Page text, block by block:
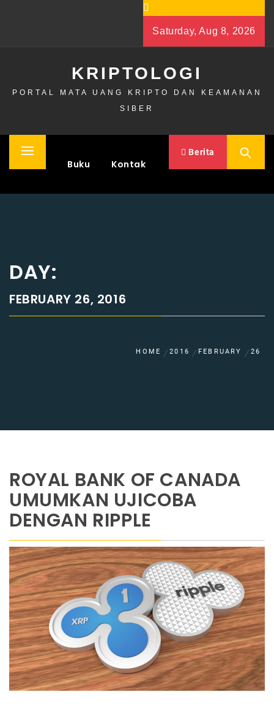
Saturday, Aug 8, 2026
KRIPTOLOGI
PORTAL MATA UANG KRIPTO DAN KEAMANAN
SIBER
Primary
Buku Kontak
Berita
DAY:
FEBRUARY 26, 2016
HOME 2016 FEBRUARY 26
ROYAL BANK OF CANADA
UMUMKAN UJICOBA
DENGAN RIPPLE